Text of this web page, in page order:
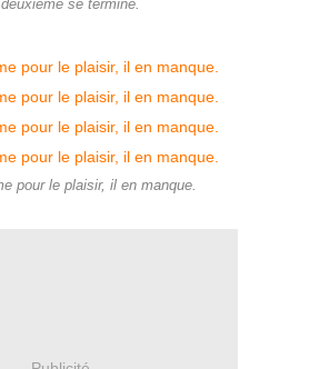
se termine.
pour le plaisir, il en manque.